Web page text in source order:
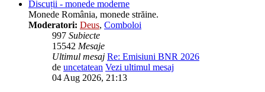
Discuții - monede moderne
Monede România, monede străine.
Moderatori: Deus, Comboloi
997 Subiecte
15542 Mesaje
Ultimul mesaj Re: Emisiuni BNR 2026
de uncetatean Vezi ultimul mesaj
04 Aug 2026, 21:13